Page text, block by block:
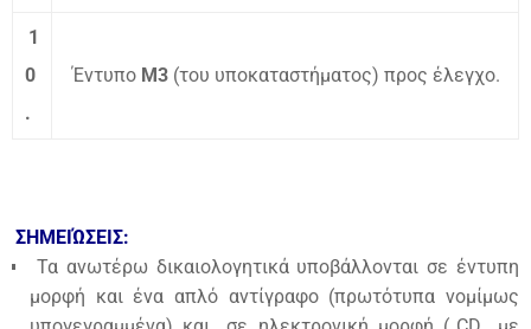
1
0
.
Έντυπο Μ3 (του υποκαταστήματος) προς έλεγχο.
ΣΗΜΕΙΏΣΕΙΣ:
Τα ανωτέρω δικαιολογητικά υποβάλλονται σε έντυπη
μορφή και ένα απλό αντίγραφο (πρωτότυπα νομίμως